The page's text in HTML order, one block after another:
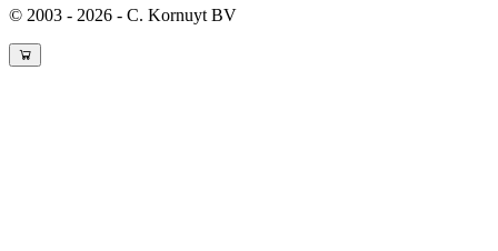
© 2003 - 2026 - C. Kornuyt BV